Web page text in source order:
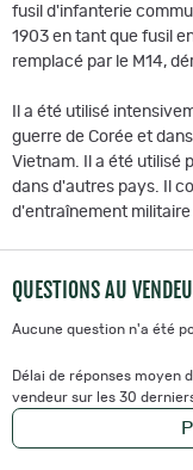
fusil d'infanterie
1903 en tant que fusil
remplacé par le M14,
Il a été utilisé
guerre de Corée et
Vietnam. Il a été utilisé
dans d'autres pays. Il
d'entraînement militaire
QUESTIONS AU
Aucune question n'a été
Délai de réponses moyen
vendeur sur les 30